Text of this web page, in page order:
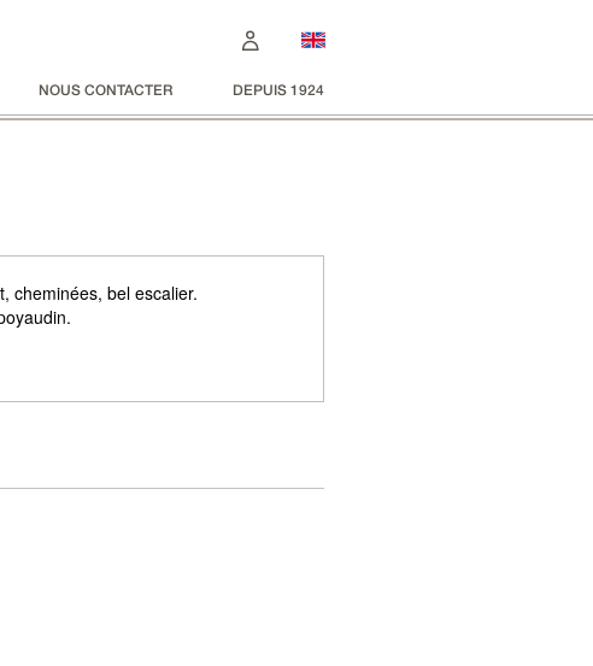
NOUS CONTACTER DEPUIS 1924
cheminées, bel escalier.